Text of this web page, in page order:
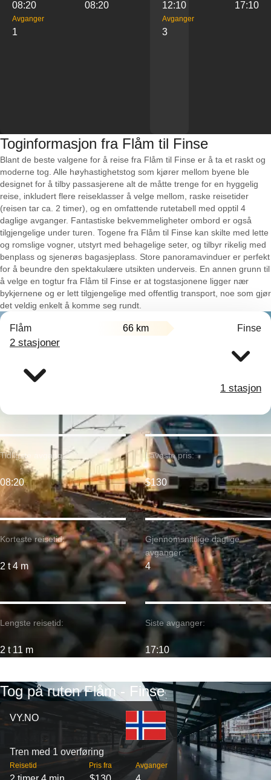
08:20 08:20
Avganger
1
12:10 17:10
Avganger
3
Toginformasjon fra Flåm til Finse
Blant de beste valgene for å reise fra Flåm til Finse er å ta et raskt og
moderne tog. Alle høyhastighetstog som kjører mellom byene ble
designet for å tilby passasjerene alt de måtte trenge for en hyggelig
reise, inkludert flere reiseklasser å velge mellom, raske reisetider
(reisen tar ca. 2 timer), og en omfattende rutetabell med opptil 4
daglige avganger. Fantastiske bekvemmeligheter ombord er også
tilgjengelige under turen. Togene fra Flåm til Finse kan skilte med lette
og romslige vogner, utstyrt med behagelige seter, og tilbyr rikelig med
benplass og sjenerøs bagasjeplass. Store panoramavinduer er perfekt
for å beundre den spektakulære utsikten underveis. En annen grunn til
å velge en togtur fra Flåm til Finse er at togstasjonene ligger nær
bykjernene og er lett tilgjengelige med offentlig transport, noe som gjør
det veldig enkelt å komme seg rundt.
Flåm 66 km Finse
2 stasjoner
1 stasjon
Korteste reisetid:
2 t 4 m
Tidligste avgang:
08:20
Lengste reisetid:
2 t 11 m
Laveste pris:
$130
Gjennomsnittlige daglige
avganger:
4
Siste avganger:
17:10
Tog på ruten Flåm - Finse
VY.NO
Tren med 1 overføring
Reisetid Pris fra Avganger